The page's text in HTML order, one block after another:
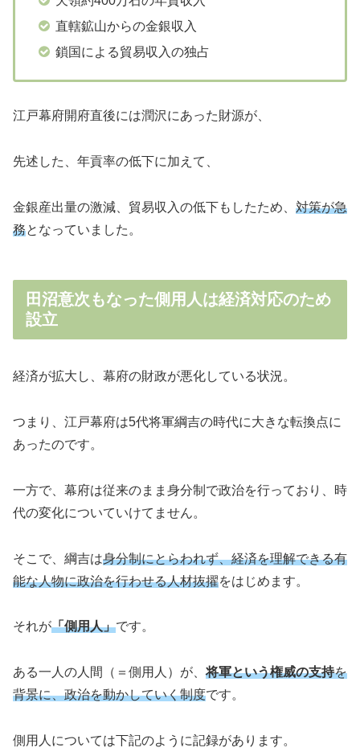
直轄鉱山からの金銀収入
鎖国による貿易収入の独占
江戸幕府開府直後には潤沢にあった財源が、
先述した、年貢率の低下に加えて、
金銀産出量の激減、貿易収入の低下もしたため、 対策が急
務となっていました。
田沼意次もなった側用人は経済対応のため
設立
経済が拡大し、幕府の財政が悪化している状況。
つまり、江戸幕府は5代将軍綱吉の時代に大きな転換点に
あったのです。
一方で、幕府は従来のまま身分制で政治を行っており、時
代の変化についていけてません。
そこで、綱吉は身分制にとらわれず、経済を理解できる有
能な人物に政治を行わせる人材抜擢をはじめます。
それが「側用人」です。
ある一人の人間（＝側用人）が、将軍という権威の支持を
背景に、政治を動かしていく制度です。
側用人については下記のように記録があります。